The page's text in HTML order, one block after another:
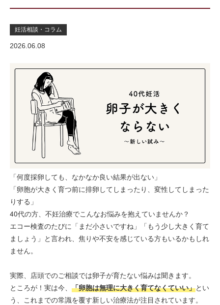
妊活相談・コラム
2026.06.08
「何度採卵しても、なかなか良い結果が出ない」
「卵胞が大きく育つ前に排卵してしまったり、変性してしまった
りする」
40代の方、不妊治療でこんなお悩みを抱えていませんか？
エコー検査のたびに「まだ小さいですね」「もう少し大きく育て
ましょう」と言われ、焦りや不安を感じている方もいるかもしれ
ません。
実際、店頭でのご相談では卵子が育たない悩みは聞きます。
ところが！実は今、 「卵胞は無理に大きく育てなくていい」とい
う、これまでの常識を覆す新しい治療法が注目されています。